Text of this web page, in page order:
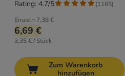
Einzeln 7,38 €
6,69 €
3,35 € / Stück
Rating: 4.7/5 (1165)
Zum Warenkorb
hinzufügen